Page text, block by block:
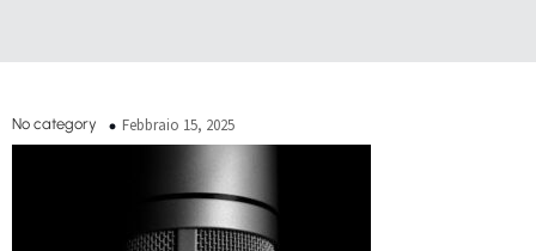
No category Febbraio 15, 2025